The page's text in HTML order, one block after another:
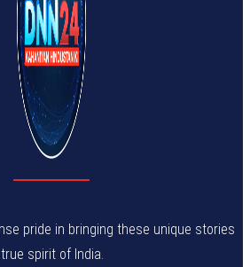
pride in bringing these unique stories
spirit of India.